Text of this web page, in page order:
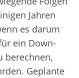
Jahren
es darum
ein Down-
berechnen,
Geplante